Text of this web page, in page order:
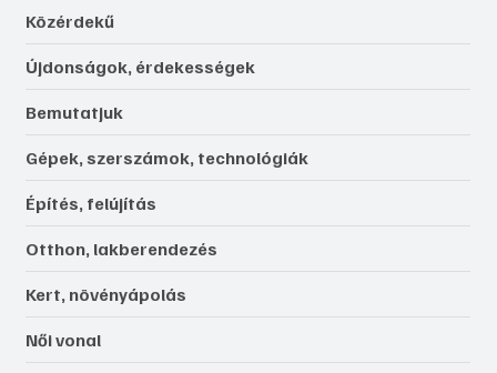
Közérdekű
Újdonságok, érdekességek
Bemutatjuk
Gépek, szerszámok, technológiák
Építés, felújítás
Otthon, lakberendezés
Kert, növényápolás
Női vonal